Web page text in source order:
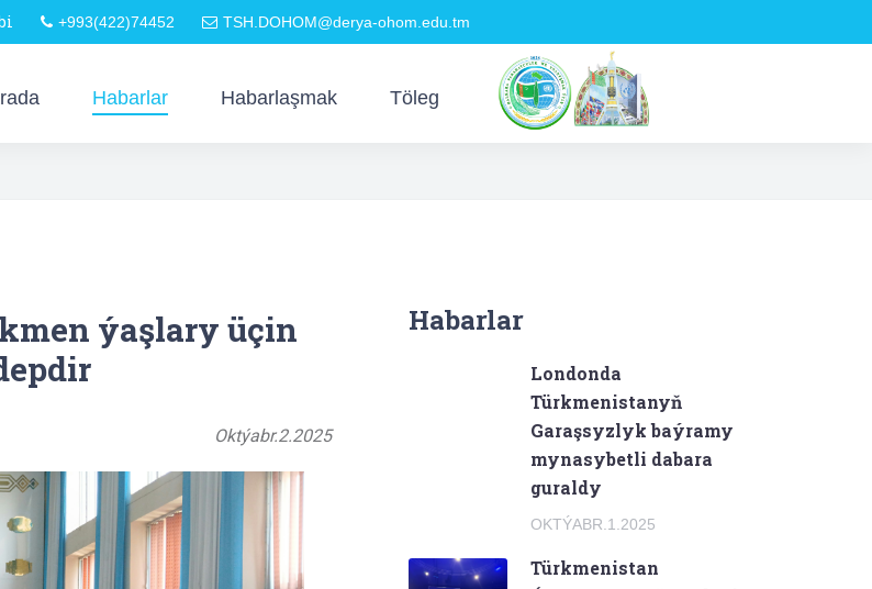
+993(422)74452 TSH.DOHOM@derya-ohom.edu.tm
Habarlar Habarlaşmak Töleg
ýaşlary üçin
Oktýabr.2.2025
Habarlar
Londonda
Türkmenistanyň
Garaşsyzlyk baýramy
mynasybetli dabara
guraldy
OKTÝABR.1.2025
Türkmenistan